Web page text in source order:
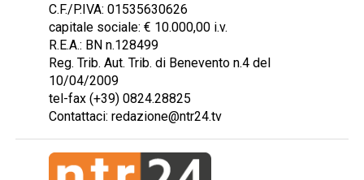
C.F./P.IVA: 01535630626
capitale sociale: € 10.000,00 i.v.
R.E.A.: BN n.128499
Reg. Trib. Aut. Trib. di Benevento n.4 del
10/04/2009
tel-fax (+39) 0824.28825
Contattaci: redazione@ntr24.tv